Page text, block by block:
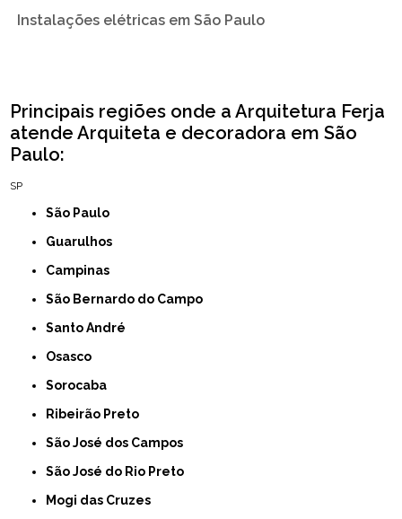
Instalações elétricas em São Paulo
Principais regiões onde a Arquitetura Ferja
atende Arquiteta e decoradora em São
Paulo:
SP
São Paulo
Guarulhos
Campinas
São Bernardo do Campo
Santo André
Osasco
Sorocaba
Ribeirão Preto
São José dos Campos
São José do Rio Preto
Mogi das Cruzes